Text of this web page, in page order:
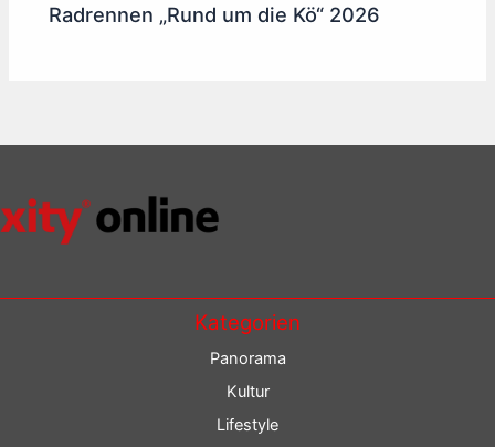
Radrennen „Rund um die Kö“ 2026
Kategorien
Panorama
Kultur
Lifestyle